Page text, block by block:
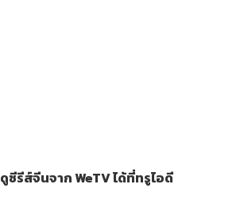
ซีรีส์จีนจาก WeTV ได้ที่ทรูไอดี